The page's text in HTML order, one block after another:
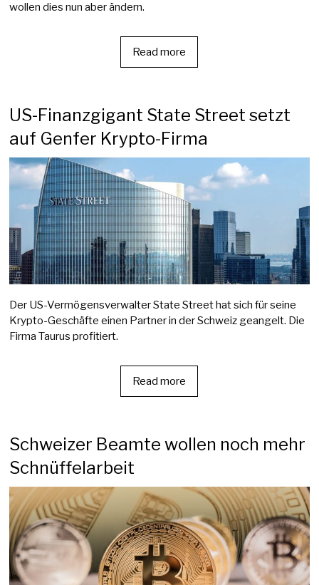
wollen dies nun aber ändern.
Read more
US-Finanzgigant State Street setzt
auf Genfer Krypto-Firma
Der US-Vermögensverwalter State Street hat sich für seine
Krypto-Geschäfte einen Partner in der Schweiz geangelt. Die
Firma Taurus profitiert.
Read more
Schweizer Beamte wollen noch mehr
Schnüffelarbeit